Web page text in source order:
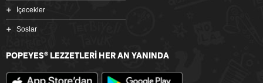
İçecekler
Soslar
POPEYES® LEZZETLERİ HER AN YANINDA